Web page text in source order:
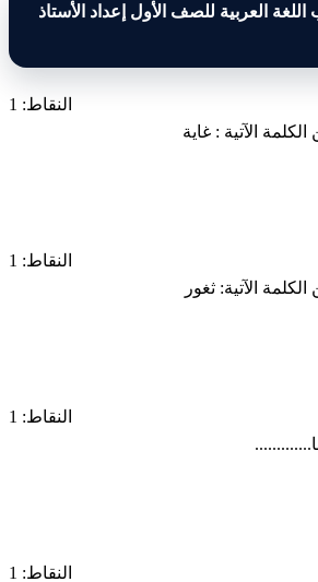
اللغة العربية للصف الأول إعداد الأستاذ
النقاط: 1
الآتية : غاية
النقاط: 1
الآتية: ثغور
النقاط: 1
النقاط: 1